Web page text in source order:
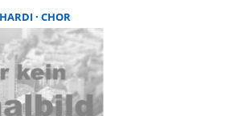
„Großer Gott wir
erwartet eine
bis zur
Johann Sebastian
Mozart und
CHOR